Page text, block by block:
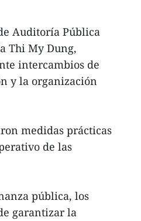
Auditoría Pública
Thi My Dung,
intercambios de
y la organización
medidas prácticas
de las
pública, los
garantizar la